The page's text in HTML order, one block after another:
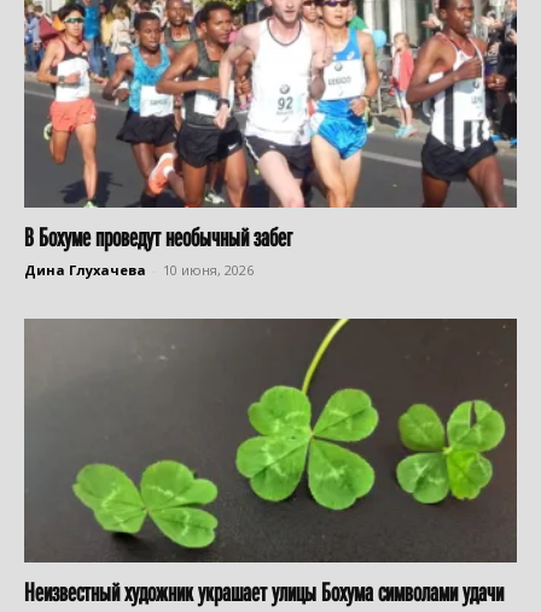
В Бохуме проведут необычный забег
Дина Глухачева 10 июня, 2026
Неизвестный художник украшает улицы Бохума символами удачи